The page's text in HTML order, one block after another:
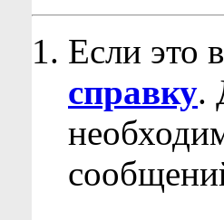
Если это
справку.